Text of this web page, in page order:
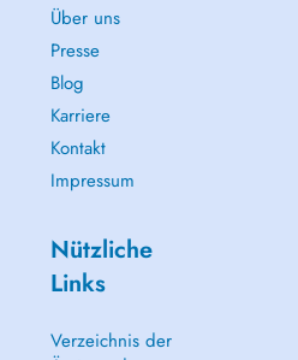
Über uns
Presse
Blog
Karriere
Kontakt
Impressum
Nützliche
Links
Verzeichnis der